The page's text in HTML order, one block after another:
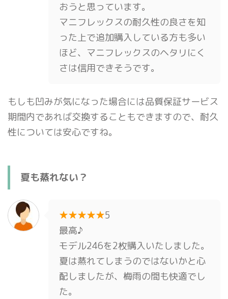
おうと思っています。
マニフレックスの耐久性の良さを知
った上で追加購入している方も多い
ほど、マニフレックスのヘタリにく
さは信用できそうです。
もしも凹みが気になった場合には品質保証サービス
期間内であれば交換することもできますので、耐久
性については安心ですね。
夏も蒸れない？
★★★★★5
最高♪
モデル246を2枚購入いたしました。
夏は蒸れてしまうのではないかと心
配しましたが、梅雨の間も快適でし
た。